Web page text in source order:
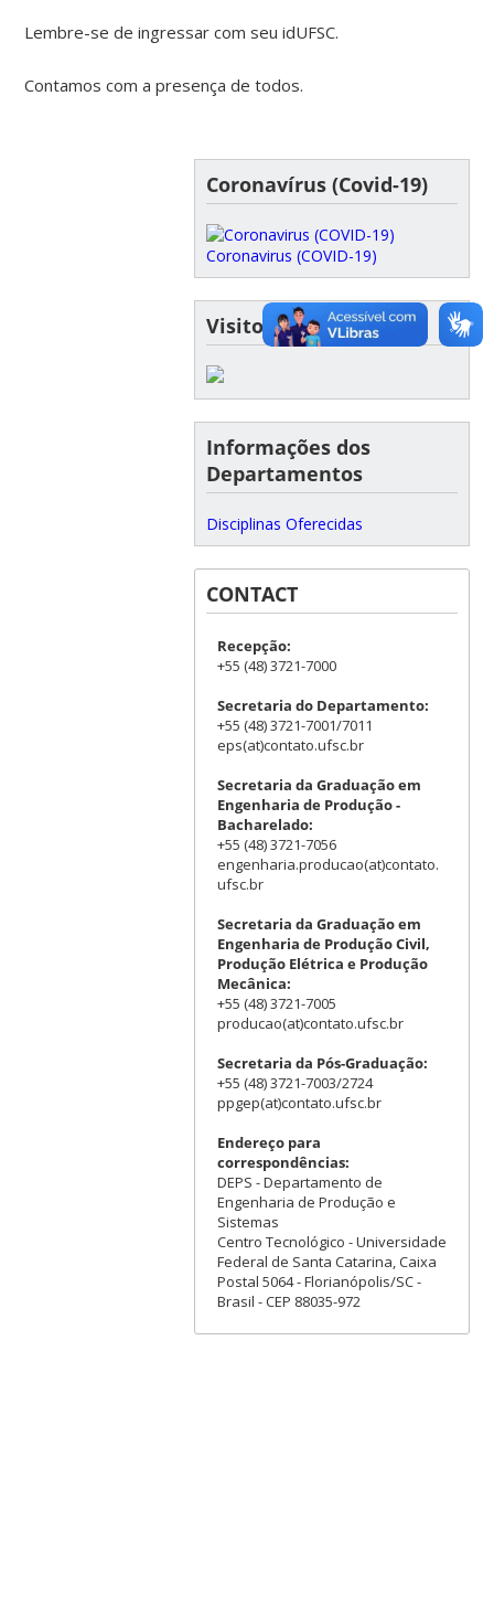
Lembre-se de ingressar com seu idUFSC.
Contamos com a presença de todos.
Coronavírus (Covid-19)
Coronavirus (COVID-19)
Visitor Map
Informações dos
Departamentos
Disciplinas Oferecidas
CONTACT
Recepção:
+55 (48) 3721-7000
Secretaria do Departamento:
+55 (48) 3721-7001/7011
eps(at)contato.ufsc.br
Secretaria da Graduação em
Engenharia de Produção -
Bacharelado:
+55 (48) 3721-7056
engenharia.producao(at)contato.
ufsc.br
Secretaria da Graduação em
Engenharia de Produção Civil,
Produção Elétrica e Produção
Mecânica:
+55 (48) 3721-7005
producao(at)contato.ufsc.br
Secretaria da Pós-Graduação:
+55 (48) 3721-7003/2724
ppgep(at)contato.ufsc.br
Endereço para
correspondências:
DEPS - Departamento de
Engenharia de Produção e
Sistemas
Centro Tecnológico - Universidade
Federal de Santa Catarina, Caixa
Postal 5064 - Florianópolis/SC -
Brasil - CEP 88035-972